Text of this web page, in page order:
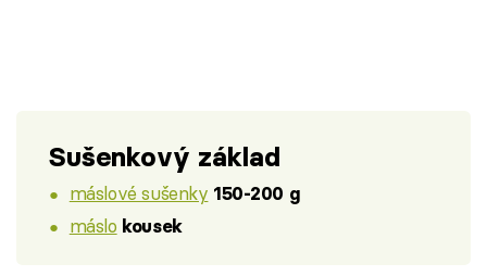
Sušenkový základ
máslové sušenky 150-200 g
máslo kousek